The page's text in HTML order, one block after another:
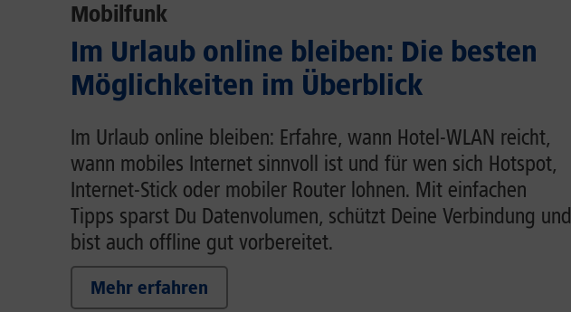
Mobilfunk
Im Urlaub online bleiben: Die besten
Möglichkeiten im Überblick
Im Urlaub online bleiben: Erfahre, wann Hotel-WLAN reicht,
wann mobiles Internet sinnvoll ist und für wen sich Hotspot,
Internet-Stick oder mobiler Router lohnen. Mit einfachen
Tipps sparst Du Datenvolumen, schützt Deine Verbindung und
bist auch offline gut vorbereitet.
Mehr erfahren